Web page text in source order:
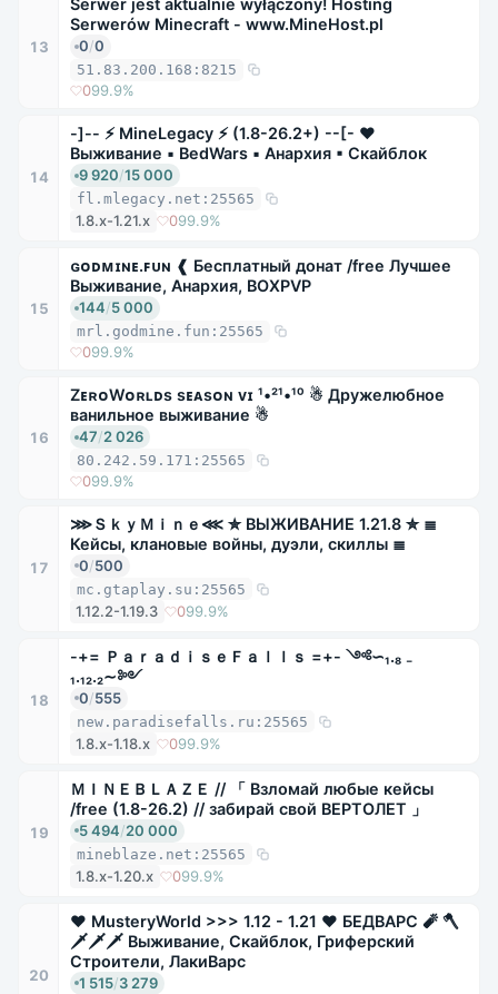
13
Serwer jest aktualnie wyłączony! Hosting
Serwerów Minecraft - www.MineHost.pl
0/0
51.83.200.168:8215
099.9%
14
-]-- ⚡ MineLegacy ⚡ (1.8-26.2+) --[- ❤
Выживание ▪ BedWars ▪ Анархия ▪ Скайблок
9 920/15 000
fl.mlegacy.net:25565
1.8.x-1.21.x 099.9%
15
ɢᴏᴅᴍɪɴᴇ.ꜰᴜɴ ❰ Бесплатный донат /free Лучшее
Выживание, Анархия, BOXPVP
144/5 000
mrl.godmine.fun:25565
099.9%
16
ZᴇʀᴏWᴏʀʟᴅs sᴇᴀsᴏɴ ᴠɪ ¹•²¹•¹⁰ ☃ Дружелюбное
ванильное выживание ☃
47/2 026
80.242.59.171:25565
099.9%
17
⋙ＳｋｙＭｉｎｅ⋘ ✮ ВЫЖИВАНИЕ 1.21.8 ✮ ≣
Кейсы, клановые войны, дуэли, скиллы ≣
0/500
mc.gtaplay.su:25565
1.12.2-1.19.3 099.9%
18
-+= ＰａｒａｄｉｓｅＦａｌｌｓ =+- ༺∽₁.₈ ₋
₁.₁₂.₂∼༻
0/555
new.paradisefalls.ru:25565
1.8.x-1.18.x 099.9%
19
ＭＩＮＥＢＬＡＺＥ // 「 Взломай любые кейсы
/free (1.8-26.2) // забирай свой ВЕРТОЛЕТ 」
5 494/20 000
mineblaze.net:25565
1.8.x-1.20.x 099.9%
20
❤ MusteryWorld >>> 1.12 - 1.21 ❤ БЕДВАРС 🧨 🪓
🗡🗡🗡 Выживание, Скайблок, Гриферский
Строители, ЛакиВарс
1 515/3 279